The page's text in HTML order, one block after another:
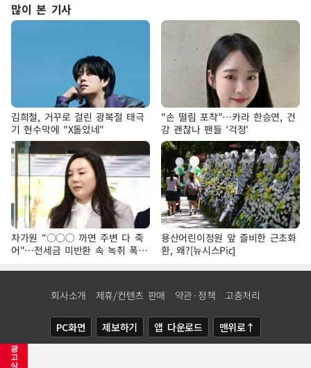
광
고
삭
많이 본 기사
김희철, 거꾸로 걸린 광복절 태극
기 현수막에 "X돌았네"
"손 떨림 포착"…카라 한승연, 건
강 괜찮나 팬들 '걱정'
차가원 "○○○ 까면 주변 다 죽
어"…전세금 미반환 속 녹취 폭로
파장
용산어린이정원 앞 즐비한 근조화
환, 왜?[뉴시스Pic]
회사소개 제휴/컨텐츠 판매 약관·정책 고충처리
PC화면 제보하기 앱 다운로드 맨위로↑